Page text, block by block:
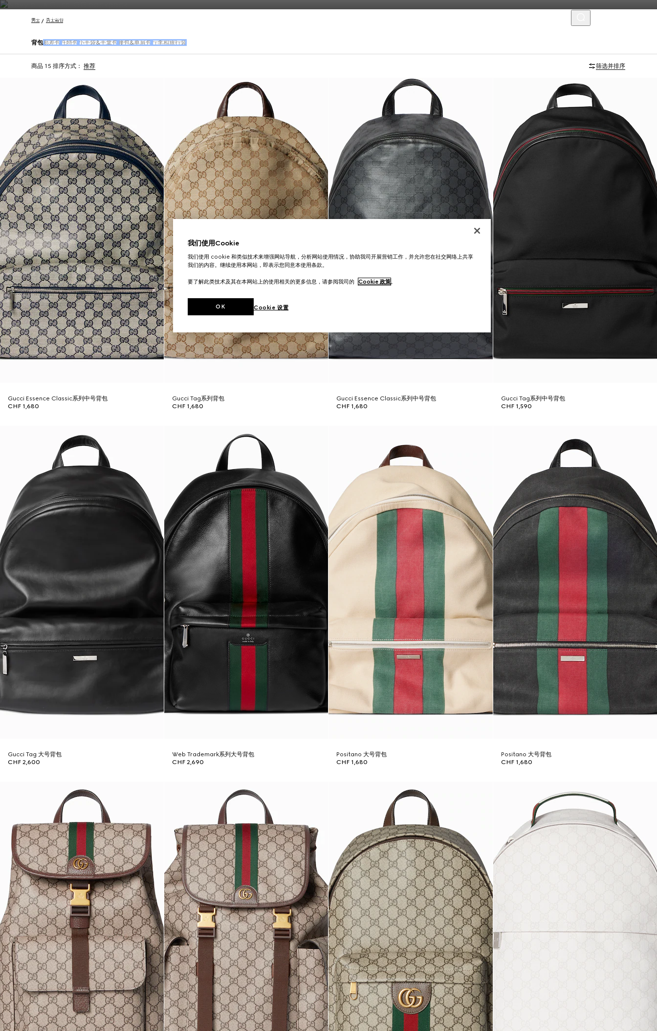
联系我们
男士 男士箱包
背包邮差包 托特包 小手袋&手拿包 腰包&单肩包 行李和旅行袋
商品 15 排序方式： 推荐 筛选并排序
Gucci Essence Classic系列中号背包
CHF 1,680
Gucci Tag系列背包
CHF 1,680
Gucci Essence Classic系列中号背包
CHF 1,680
Gucci Tag系列中号背包
CHF 1,590
Gucci Tag 大号背包
CHF 2,600
Web Trademark系列大号背包
CHF 2,690
Positano 大号背包
CHF 1,680
Positano 大号背包
CHF 1,680
我们使用Cookie
我们使用 cookie 和类似技术来增强网站导航，分析网站使用情况，协助我司开展营销工作，并允许您在社交网络上共享
我们的内容。继续使用本网站，即表示您同意本使用条款。
要了解此类技术及其在本网站上的使用相关的更多信息，请参阅我司的 Cookie 政策。
Cookie 设置
OK